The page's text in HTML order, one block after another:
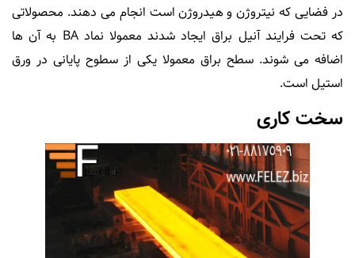
در فضایی که نیتروژن و هیدروژن است انجام می دهند. محصولاتی
که تحت فرایند آنیل براق ایجاد شدند معمولا نماد BA به آن ها
اضافه می شوند. سطح براق معمولا یکی از سطوح پایانی در ورق
استیل است.
سخت کاری